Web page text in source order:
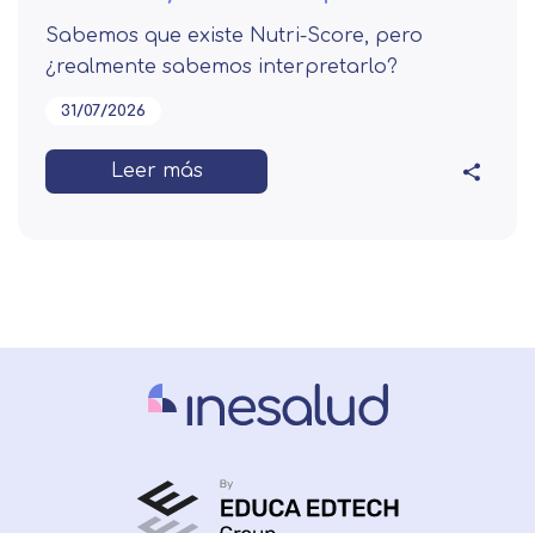
Sabemos que existe Nutri-Score, pero
¿realmente sabemos interpretarlo?
31/07/2026
Leer más